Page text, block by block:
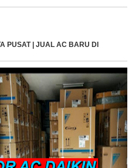
PUSAT | JUAL AC BARU DI